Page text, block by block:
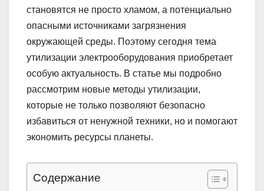
становятся не просто хламом, а потенциально
опасными источниками загрязнения
окружающей среды. Поэтому сегодня тема
утилизации электрооборудования приобретает
особую актуальность. В статье мы подробно
рассмотрим новые методы утилизации,
которые не только позволяют безопасно
избавиться от ненужной техники, но и помогают
экономить ресурсы планеты.
Содержание